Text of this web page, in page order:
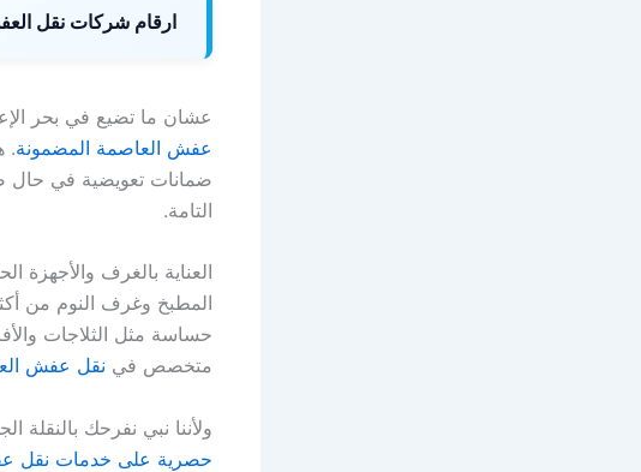
ارقام شركات نقل
عشان ما تضيع في بحر
عفش العاصمة المضمونة.
ضمانات تعويضية في حال
التامة.
العناية بالغرف والأجهزة
المطبخ وغرف النوم من
حساسة مثل الثلاجات
متخصص في نقل عفش
ولأننا نبي نفرحك بالنقلة
حصرية على خدمات نقل